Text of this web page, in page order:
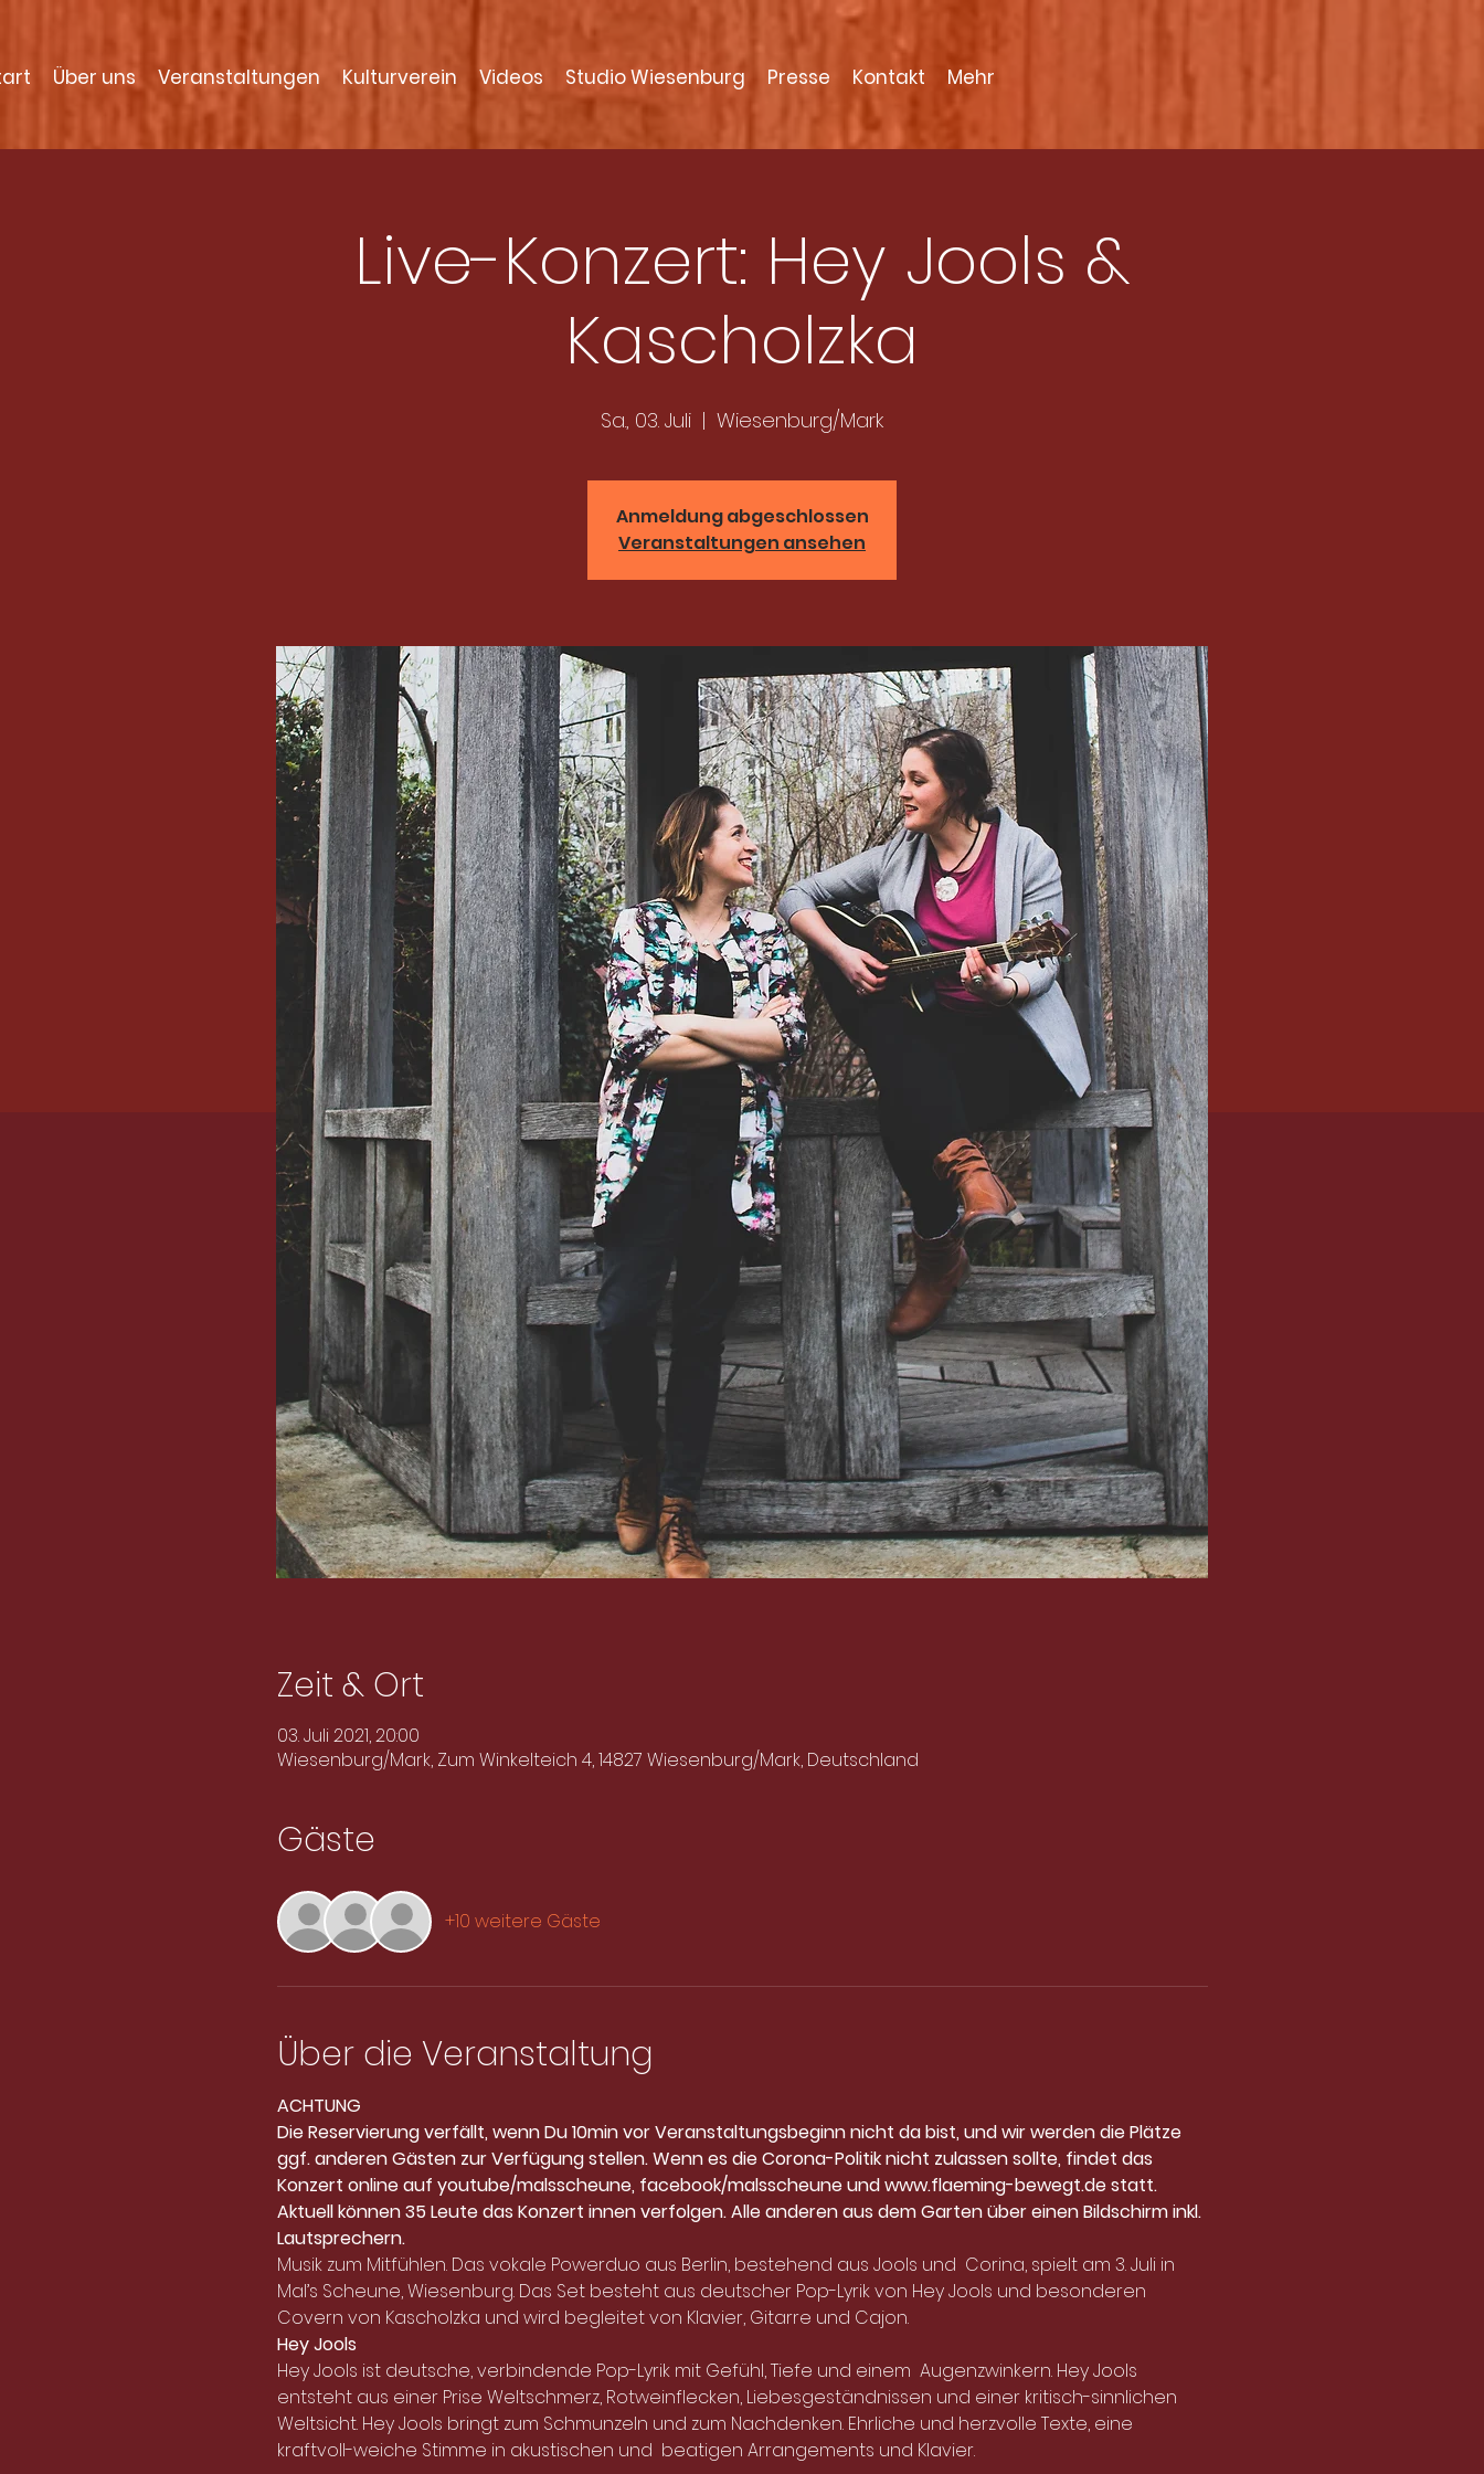
Über uns Veranstaltungen Kulturverein Videos Studio Wiesenburg Presse Kontakt Mehr
Live-Konzert: Hey Jools &
Kascholzka
Sa., 03. Juli
  |
Wiesenburg/Mark
Anmeldung abgeschlossen
Veranstaltungen ansehen
Zeit & Ort
03. Juli 2021, 20:00
Wiesenburg/Mark, Zum Winkelteich 4, 14827 Wiesenburg/Mark, Deutschland
Gäste
+10 weitere Gäste
Über die Veranstaltung
ACHTUNG
Die Reservierung verfällt, wenn Du 10min vor Veranstaltungsbeginn nicht da bist, und wir werden die Plätze
ggf. anderen Gästen zur Verfügung stellen. Wenn es die Corona-Politik nicht zulassen sollte, findet das
Konzert online auf youtube/malsscheune, facebook/malsscheune und www.flaeming-bewegt.de statt.
Aktuell können 35 Leute das Konzert innen verfolgen. Alle anderen aus dem Garten über einen Bildschirm inkl.
Lautsprechern.
Musik zum Mitfühlen. Das vokale Powerduo aus Berlin, bestehend aus Jools und  Corina, spielt am 3. Juli in
Mal’s Scheune, Wiesenburg. Das Set besteht aus deutscher Pop-Lyrik von Hey Jools und besonderen
Covern von Kascholzka und wird begleitet von Klavier, Gitarre und Cajon.
Hey Jools
Hey Jools ist deutsche, verbindende Pop-Lyrik mit Gefühl, Tiefe und einem  Augenzwinkern. Hey Jools
entsteht aus einer Prise Weltschmerz, Rotweinflecken, Liebesgeständnissen und einer kritisch-sinnlichen
Weltsicht. Hey Jools bringt zum Schmunzeln und zum Nachdenken. Ehrliche und herzvolle Texte, eine
kraftvoll-weiche Stimme in akustischen und  beatigen Arrangements und Klavier.